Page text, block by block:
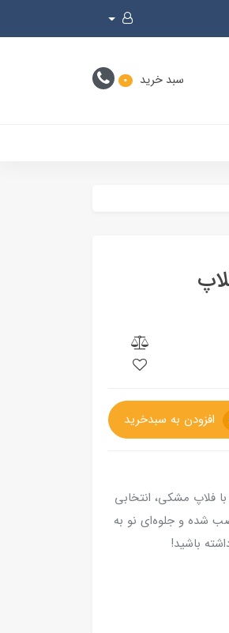
سبد خرید 0
آیا به دنبال بهبود ظاهر و کارایی خودروی پژو 206 خود هستید؟ قاب آینه ۲۰۶ با فلاپ مشکی، انتخابی
شده و جلوه‌ای نو به
باشید!